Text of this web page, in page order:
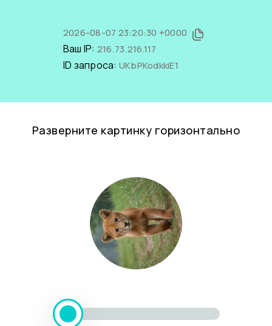
2026-08-07 23:20:30 +0000
Ваш IP: 216.73.216.117
ID запроса: UKbPKodkkiE1
Разверните картинку горизонтально